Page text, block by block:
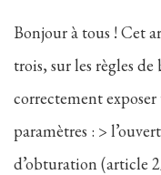
Bonjour à tous ! Cet
trois, sur les règles
correctement
paramètres : >
d’obturation (article